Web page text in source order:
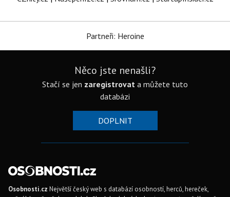
Partneři: Heroine
Něco jste nenašli?
Stačí se jen zaregistrovat a můžete tuto
databázi
DOPLNIT
Osobnosti.cz Největší český web s databází osobností, herců, hereček,